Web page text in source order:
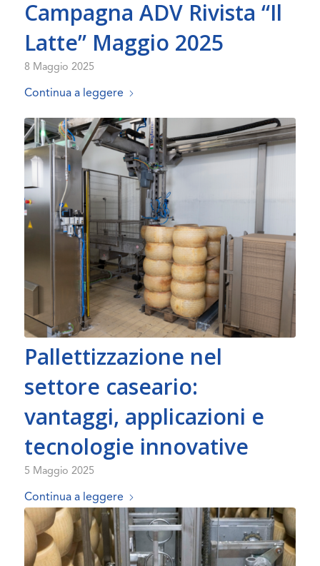
Campagna ADV Rivista “Il
Latte” Maggio 2025
8 Maggio 2025
Continua a leggere
Pallettizzazione nel
settore caseario:
vantaggi, applicazioni e
tecnologie innovative
5 Maggio 2025
Continua a leggere